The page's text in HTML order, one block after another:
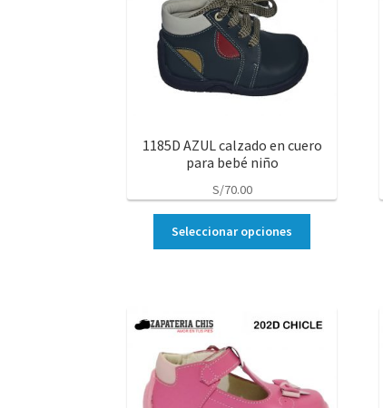
1185D AZUL calzado en cuero
para bebé niño
S/70.00
Seleccionar opciones